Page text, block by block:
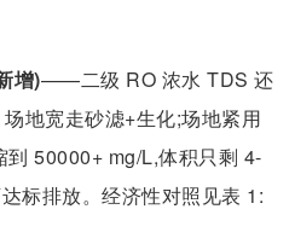
增)——二级 RO 浓水 TDS 还
地宽走砂滤+生化;场地紧用
50000+ mg/L,体积只剩 4-
标排放。经济性对照见表 1: